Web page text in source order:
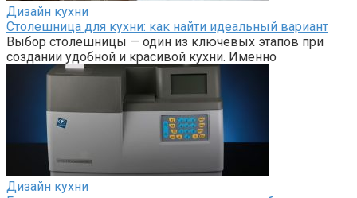
Дизайн кухни
Столешница для кухни: как найти идеальный вариант
Выбор столешницы — один из ключевых этапов при
создании удобной и красивой кухни. Именно
Дизайн кухни